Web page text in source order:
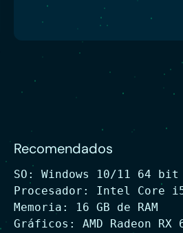
Recomendados
SO: Windows 10/11 64 bit
Procesador: Intel Core i5
Memoria: 16 GB de RAM
Gráficos: AMD Radeon RX